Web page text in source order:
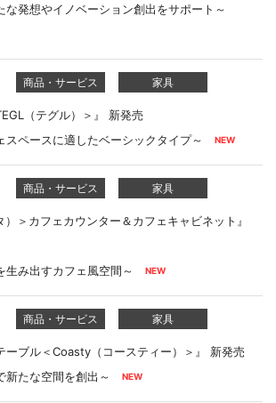
な発想やイノベーション創出をサポート～
商品・サービス 家具
（テグル）＞』 新発売
スペースに適したベーシックタイプ～
商品・サービス 家具
）＞カフェカウンター＆カフェキャビネット』
生み出すカフェ風空間～
商品・サービス 家具
ーブル＜Coasty（コースティー）＞』 新発売
新たな空間を創出～